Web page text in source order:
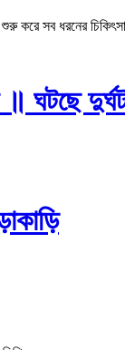
করে সব ধরনের
ঘটছে